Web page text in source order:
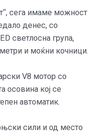
сега имаме можност
денес, со
светлосна група,
и моќни кочници.
V8 мотор со
осовина кој се
автоматик.
сили и од место